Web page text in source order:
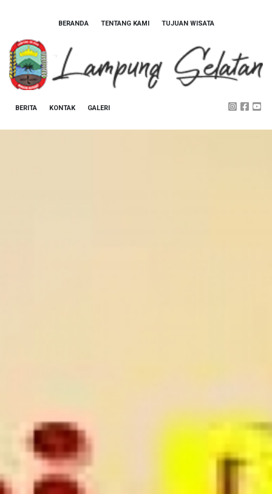
BERANDA TENTANG KAMI TUJUAN WISATA
BERITA KONTAK GALERI